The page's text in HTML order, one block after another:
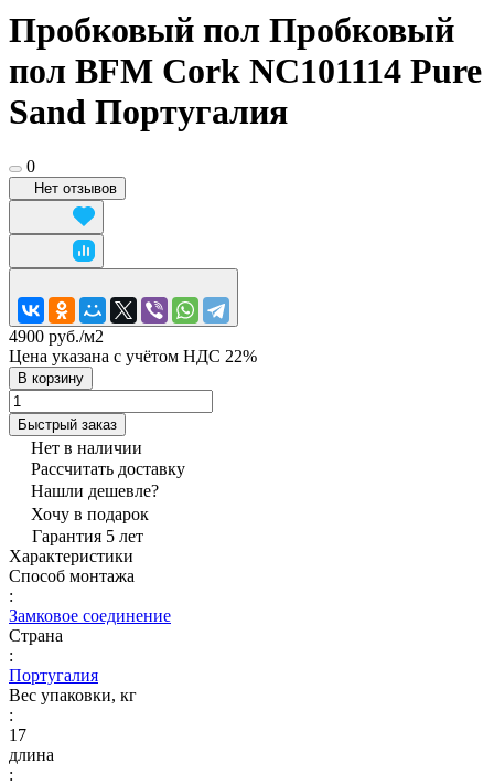
Пробковый пол Пробковый
пол BFM Cork NC101114 Pure
Sand Португалия
0
Нет отзывов
4900 руб./м2
Цена указана с учётом НДС 22%
В корзину
Быстрый заказ
Нет в наличии
Рассчитать доставку
Нашли дешевле?
Хочу в подарок
Гарантия 5 лет
Характеристики
Способ монтажа
:
Замковое соединение
Страна
:
Португалия
Вес упаковки, кг
:
17
длина
: